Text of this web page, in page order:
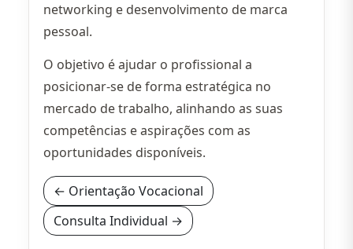
networking e desenvolvimento de marca
pessoal.
O objetivo é ajudar o profissional a
posicionar-se de forma estratégica no
mercado de trabalho, alinhando as suas
competências e aspirações com as
oportunidades disponíveis.
← Orientação Vocacional
Consulta Individual →